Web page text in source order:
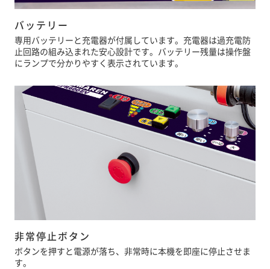
バッテリー
専用バッテリーと充電器が付属しています。充電器は過充電防
止回路の組み込まれた安心設計です。バッテリー残量は操作盤
にランプで分かりやすく表示されています。
非常停止ボタン
ボタンを押すと電源が落ち、非常時に本機を即座に停止させま
す。